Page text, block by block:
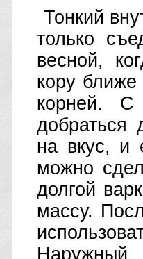
Тонкий
только
весной,
кору
корней.
добраться
на вкус, и
можно
долгой
массу.